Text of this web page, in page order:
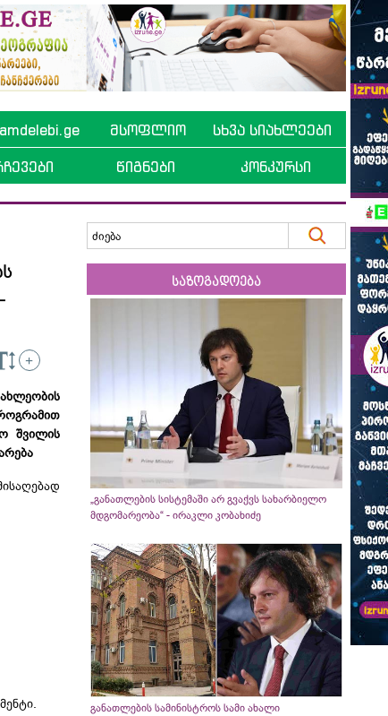
მსოფლიო სხვა სიახლეები
წიგნები კონკურსი
+
შვილის
საზოგადოება
„განათლების სისტემაში არ გვაქვს სახარბიელო
მდგომარეობა“ - ირაკლი კობახიძე
განათლების სამინისტროს სამი ახალი